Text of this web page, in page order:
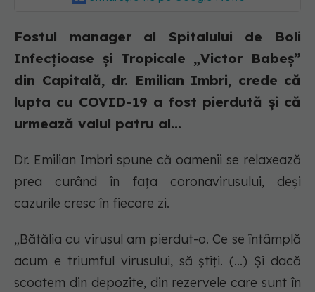
Fostul manager al Spitalului de Boli
Infecțioase și Tropicale „Victor Babeş”
din Capitală, dr. Emilian Imbri, crede că
lupta cu COVID-19 a fost pierdută și că
urmează valul patru al...
Dr. Emilian Imbri spune că oamenii se relaxează
prea curând în fața coronavirusului, deși
cazurile cresc în fiecare zi.
„Bătălia cu virusul am pierdut-o. Ce se întâmplă
acum e triumful virusului, să știți. (...) Și dacă
scoatem din depozite, din rezervele care sunt în